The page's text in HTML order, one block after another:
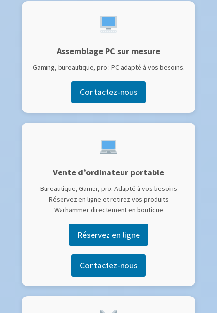
Assemblage PC sur mesure
Gaming, bureautique, pro : PC adapté à vos besoins.
Contactez-nous
Vente d’ordinateur portable
Bureautique, Gamer, pro: Adapté à vos besoins
Réservez en ligne et retirez vos produits
Warhammer directement en boutique
Réservez en ligne
Contactez-nous